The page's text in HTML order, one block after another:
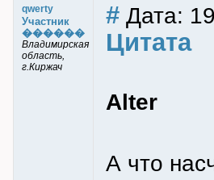
qwerty
Участник
������
Владимирская
область,
г.Киржач
# Дата:
Цитата
Alter
А что